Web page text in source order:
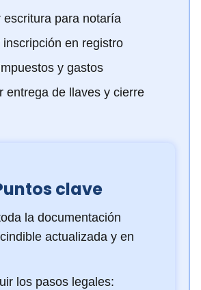
escritura para notaría
inscripción en registro
y gastos
entrega de llaves y cierre
clave
la documentación
actualizada y en
los pasos legales: